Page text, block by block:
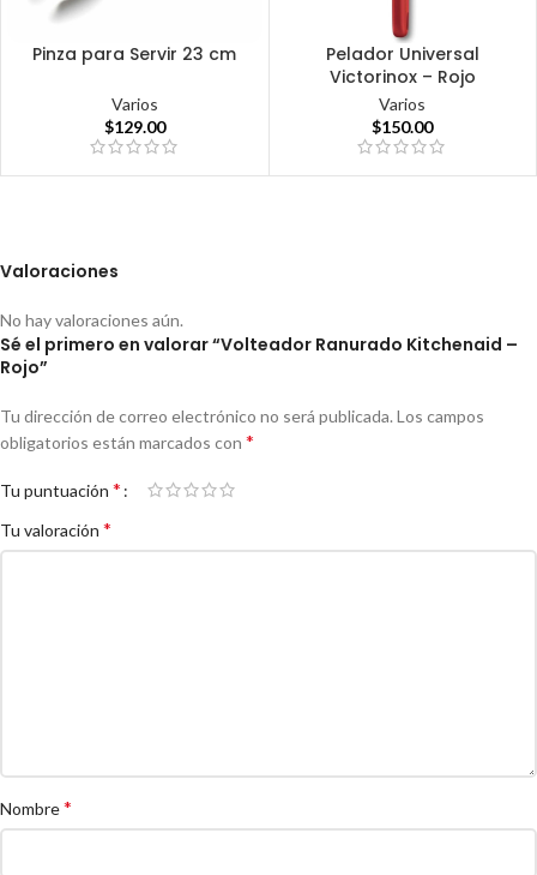
Pinza para Servir 23 cm
Varios
$129.00
Pelador Universal
Victorinox – Rojo
Varios
$150.00
Valoraciones
No hay valoraciones aún.
Sé el primero en valorar “Volteador Ranurado Kitchenaid –
Rojo”
Tu dirección de correo electrónico no será publicada. Los campos
obligatorios están marcados con *
Tu puntuación *
Tu valoración *
Nombre*